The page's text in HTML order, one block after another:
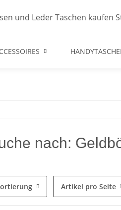
nach:
Artikel pro Seite